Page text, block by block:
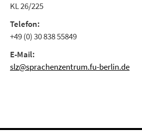
KL 26/225
Telefon:
+49 (0) 30 838 55849
E-Mail:
slz@sprachenzentrum.fu-berlin.de